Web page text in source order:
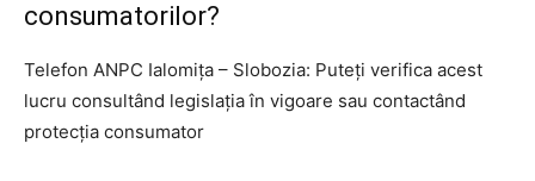
consumatorilor?
Telefon ANPC Ialomița – Slobozia: Puteți verifica acest
lucru consultând legislația în vigoare sau contactând
protecția consumator